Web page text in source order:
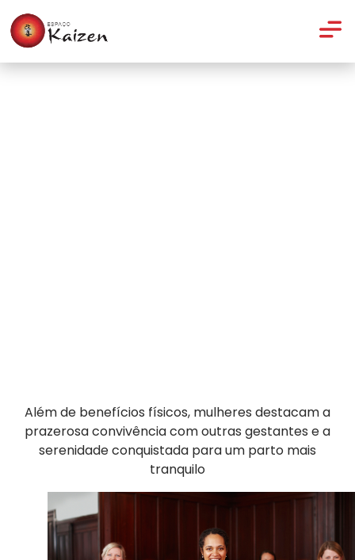
Além de benefícios físicos, mulheres destacam a
prazerosa convivência com outras gestantes e a
serenidade conquistada para um parto mais
tranquilo